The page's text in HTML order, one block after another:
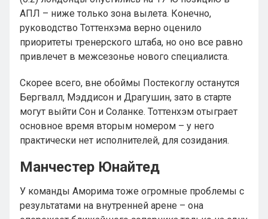
АПЛ – ниже только зона вылета. Конечно,
руководство Тоттенхэма верно оценило
приоритеты тренерского штаба, но оно все равно
привлечет в межсезонье нового специалиста.
Скорее всего, вне обоймы Постекоглу останутся
Бергвалл, Мэддисон и Драгушин, зато в старте
могут выйти Сон и Соланке. Тоттенхэм отыграет
основное время вторым номером – у него
практически нет исполнителей, для созидания.
Манчестер Юнайтед
У команды Аморима тоже огромные проблемы с
результатами на внутренней арене – она